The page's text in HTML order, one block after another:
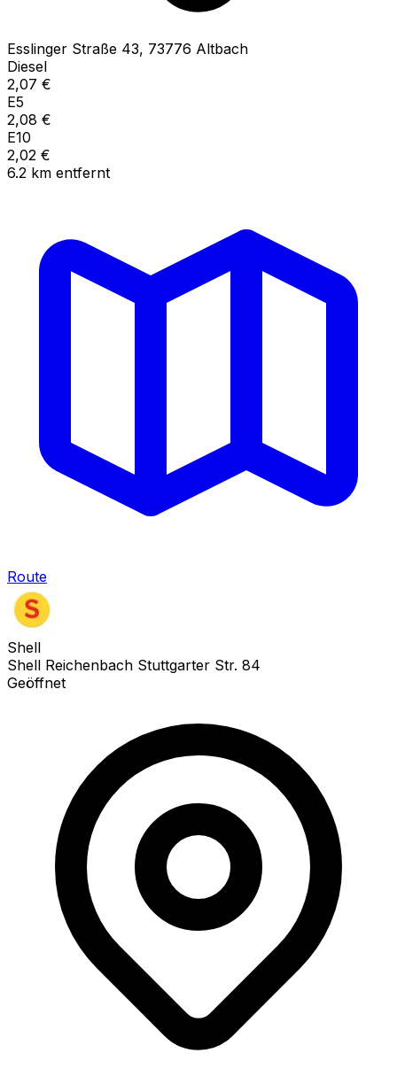
Esslinger Straße 43, 73776 Altbach
Diesel
2,07 €
E5
2,08 €
E10
2,02 €
6.2 km entfernt
Route
Shell
Shell Reichenbach Stuttgarter Str. 84
Geöffnet